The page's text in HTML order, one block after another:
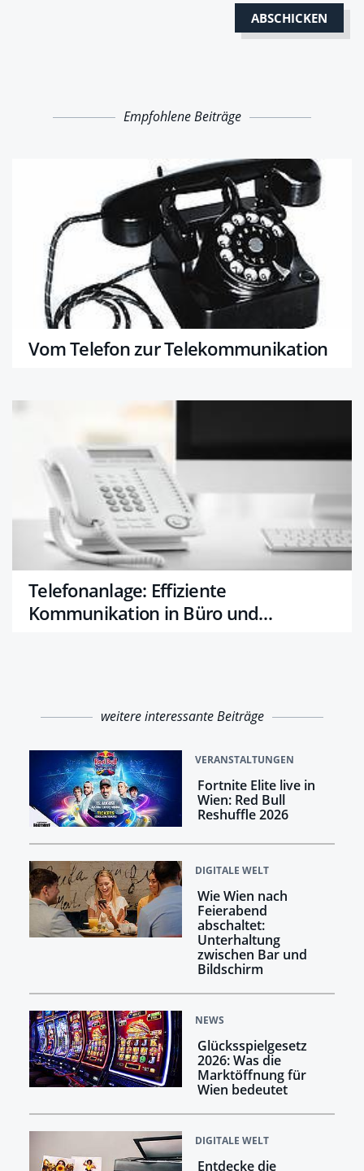
Empfohlene Beiträge
Vom Telefon zur Telekommunikation
Telefonanlage: Effiziente
Kommunikation in Büro und
weitere interessante Beiträge
VERANSTALTUNGEN
Fortnite Elite live in
Wien: Red Bull
Reshuffle 2026
DIGITALE WELT
Wie Wien nach
Feierabend
abschaltet:
Unterhaltung
zwischen Bar und
Bildschirm
NEWS
Glücksspielgesetz
2026: Was die
Marktöffnung für
Wien bedeutet
DIGITALE WELT
Entdecke die